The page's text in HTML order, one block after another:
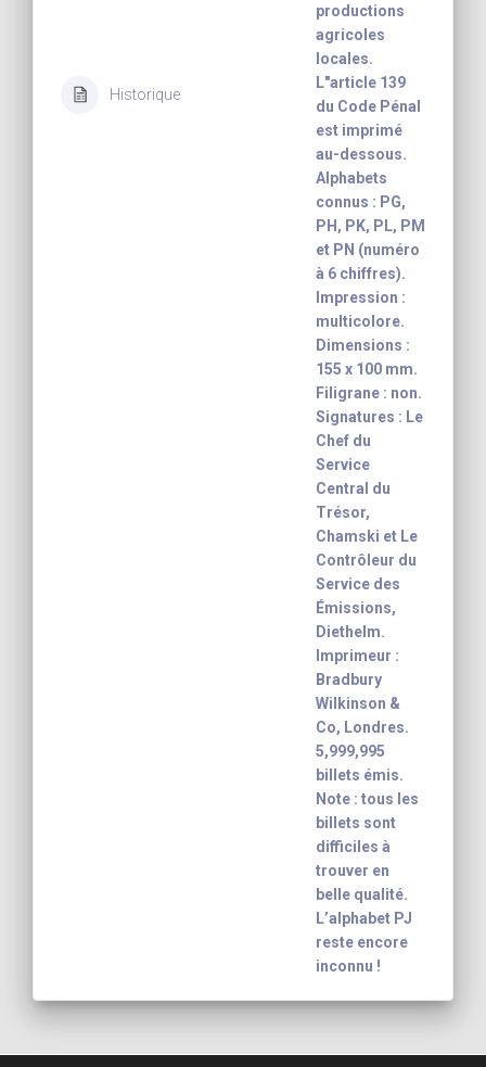
Historique
productions
agricoles
locales.
L"article 139
du Code Pénal
est imprimé
au-dessous.
Alphabets
connus : PG,
PH, PK, PL, PM
et PN (numéro
à 6 chiffres).
Impression :
multicolore.
Dimensions :
155 x 100 mm.
Filigrane : non.
Signatures : Le
Chef du
Service
Central du
Trésor,
Chamski et Le
Contrôleur du
Service des
Émissions,
Diethelm.
Imprimeur :
Bradbury
Wilkinson &
Co, Londres.
5,999,995
billets émis.
Note : tous les
billets sont
difficiles à
trouver en
belle qualité.
L’alphabet PJ
reste encore
inconnu !